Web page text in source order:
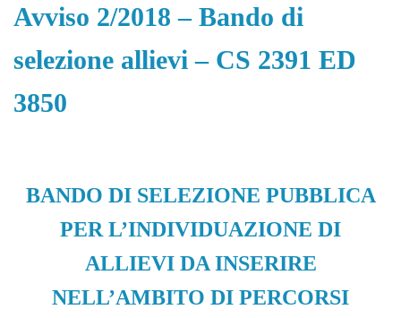
Avviso 2/2018 – Bando di
selezione allievi – CS 2391 ED
3850
BANDO DI SELEZIONE PUBBLICA
PER L’INDIVIDUAZIONE DI
ALLIEVI DA INSERIRE
NELL’AMBITO DI PERCORSI